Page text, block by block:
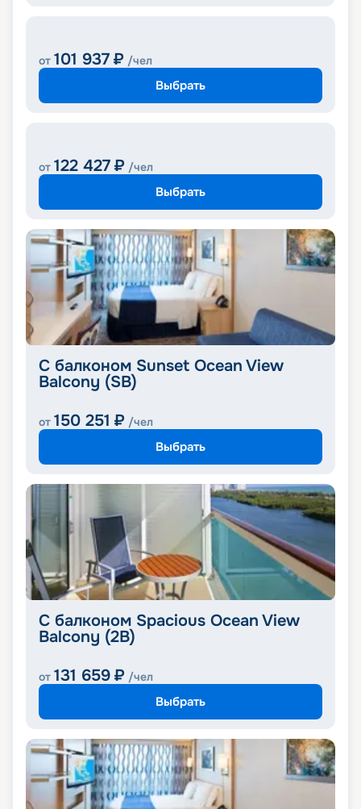
от 101 937 ₽ /чел
Выбрать
от 122 427 ₽ /чел
Выбрать
С балконом Sunset Ocean View
Balcony (SB)
от 150 251 ₽ /чел
Выбрать
С балконом Spacious Ocean View
Balcony (2B)
от 131 659 ₽ /чел
Выбрать